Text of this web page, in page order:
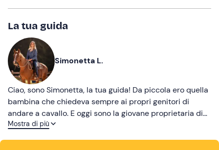
La tua guida
Simonetta L.
Ciao, sono Simonetta, la tua guida! Da piccola ero quella
bambina che chiedeva sempre ai propri genitori di
andare a cavallo. E oggi sono la giovane proprietaria di
un maneggio in provincia di Trento. Ti aspetto per
Mostra di più